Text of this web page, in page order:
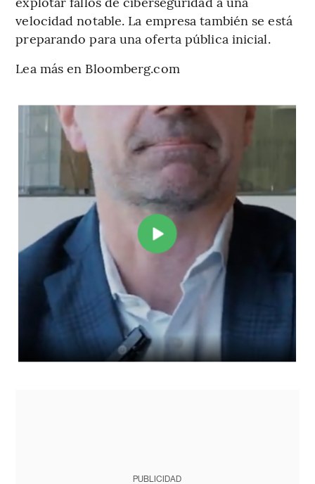
velocidad notable. La empresa también se está
preparando para una oferta pública inicial.
Lea más en Bloomberg.com
PUBLICIDAD